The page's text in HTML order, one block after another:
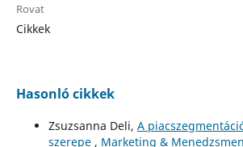
Rovat
Cikkek
Hasonló cikkek
Zsuzsanna Deli, A
szerepe , Marketing &